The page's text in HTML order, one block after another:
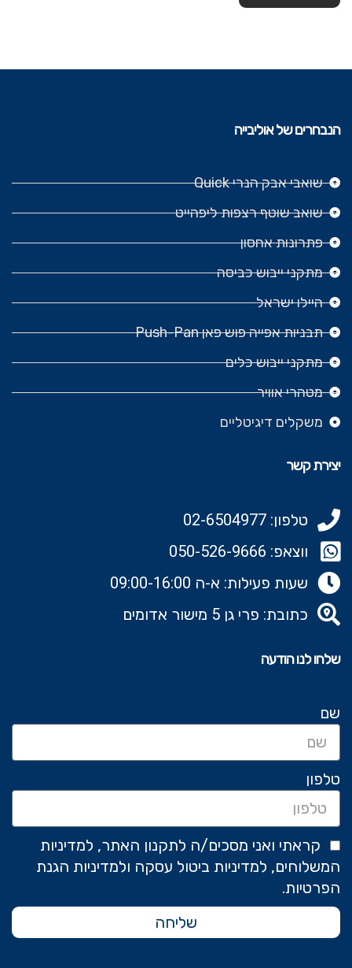
הנבחרים של אוליבייה
שואבי אבק הנרי Quick
שואב שוטף רצפות ליפהייט
פתרונות אחסון
מתקני ייבוש כביסה
היילו ישראל
תבניות אפייה פוש פאן Push-Pan
מתקני ייבוש כלים
מטהרי אוויר
משקלים דיגיטליים
יצירת קשר
טלפון: 02-6504977
ווצאפ: 050-526-9666‬
שעות פעילות: א-ה 09:00-16:00
כתובת: פרי גן 5 מישור אדומים
שלחו לנו הודעה
שם
טלפון
קראתי ואני מסכים/ה לתקנון האתר, למדיניות
המשלוחים, למדיניות ביטול עסקה ולמדיניות הגנת
הפרטיות.
שליחה